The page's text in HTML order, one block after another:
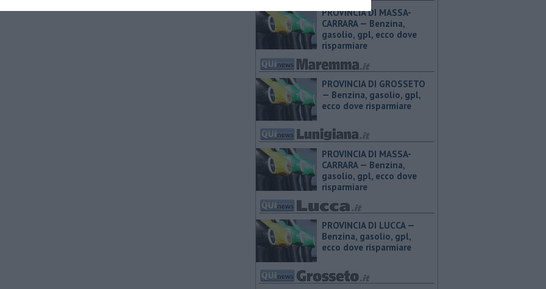
PROVINCIA DI MASSA-
CARRARA — ​Benzina,
gasolio, gpl, ecco dove
risparmiare
PROVINCIA DI GROSSETO
— ​Benzina, gasolio, gpl,
ecco dove risparmiare
PROVINCIA DI MASSA-
CARRARA — ​Benzina,
gasolio, gpl, ecco dove
risparmiare
PROVINCIA DI LUCCA — ​
Benzina, gasolio, gpl,
ecco dove risparmiare